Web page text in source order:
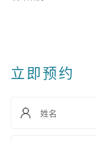
立即预约